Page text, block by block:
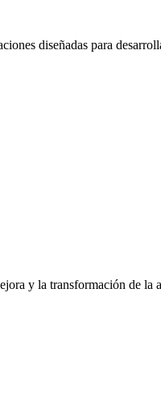
diseñadas para
y la transformación de la